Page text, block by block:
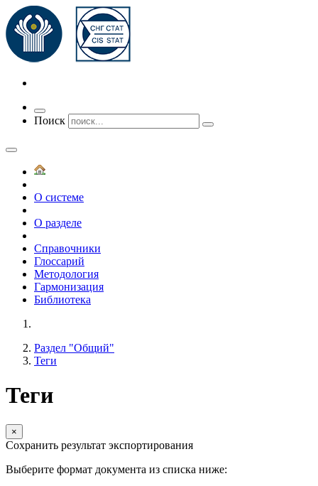
Переключить
навигацию
Поиск
О системе
О разделе
Справочники
Глоссарий
Методология
Гармонизация
Библиотека
Раздел "Общий"
Теги
Теги
×
Сохранить результат экспортирования
Выберите формат документа из списка ниже: